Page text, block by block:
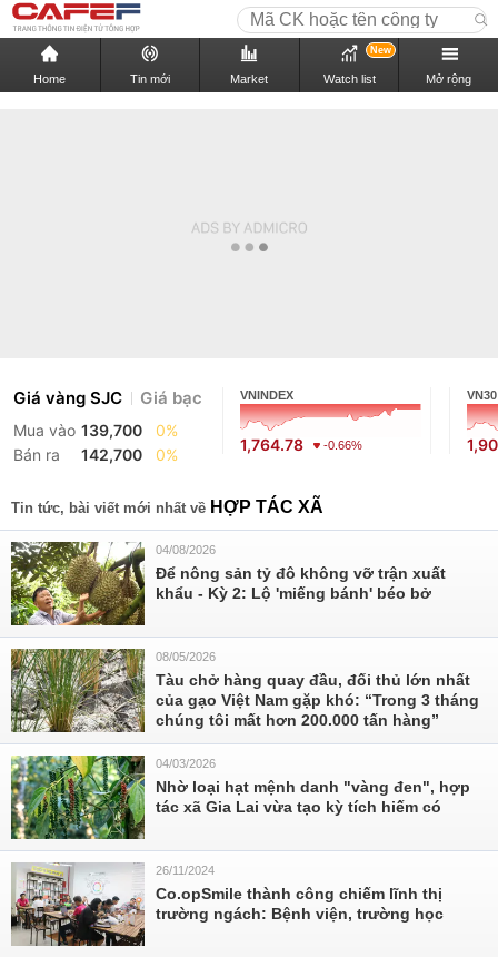
Home Tin mới Market Watch list
New
Mở rộng
Giá vàng SJC Giá bạc
Mua vào 139,700
0%
Bán ra
142,700 0%
VNINDEX
1,764.78 -0.66%
VN30
Tin tức, bài viết mới nhất về HỢP TÁC XÃ
04/08/2026
Để nông sản tỷ đô không vỡ trận xuất
khẩu - Kỳ 2: Lộ 'miếng bánh' béo bở
08/05/2026
Tàu chở hàng quay đầu, đối thủ lớn nhất
của gạo Việt Nam gặp khó: “Trong 3 tháng
chúng tôi mất hơn 200.000 tấn hàng”
04/03/2026
Nhờ loại hạt mệnh danh "vàng đen", hợp
tác xã Gia Lai vừa tạo kỳ tích hiếm có
26/11/2024
Co.opSmile thành công chiếm lĩnh thị
trường ngách: Bệnh viện, trường học